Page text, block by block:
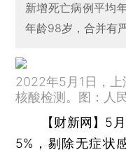
新增死亡病例平均
年龄98岁，合并有
2022年5月1日，
核酸检测。图：人
【财新网】 5
5%，剔除无症状